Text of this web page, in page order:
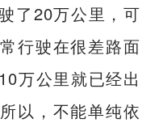
了20万公里，可
行驶在很差路面
万公里就已经出
以，不能单纯依